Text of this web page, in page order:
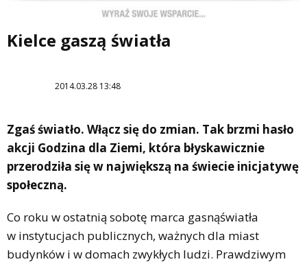
Kielce gaszą światła
2014.03.28 13:48
Zgaś światło. Włącz się do zmian. Tak brzmi hasło
akcji Godzina dla Ziemi, która błyskawicznie
przerodziła się w największą na świecie inicjatywę
społeczną.
Co roku w ostatnią sobotę marca gasnąświatła
w instytucjach publicznych, ważnych dla miast
budynków i w domach zwykłych ludzi. Prawdziwym